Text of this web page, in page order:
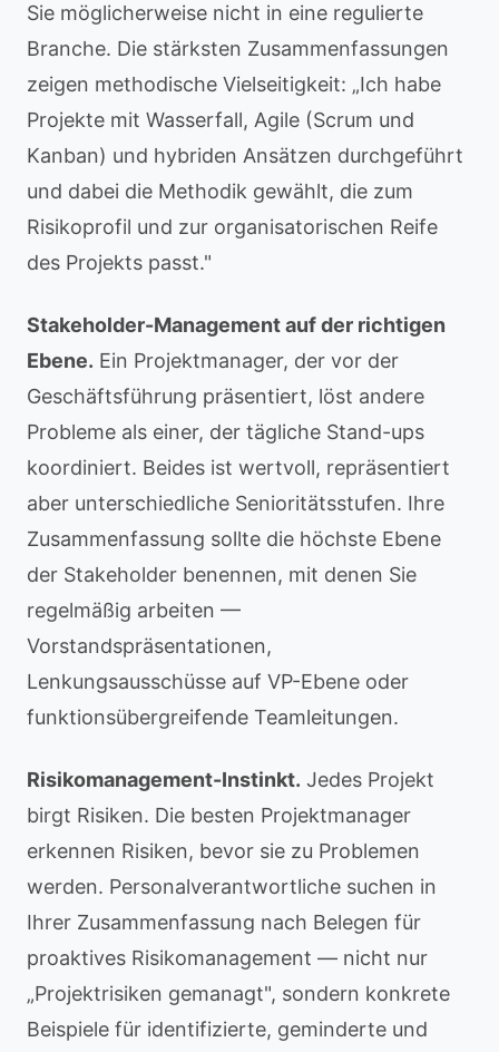
Sie möglicherweise nicht in eine regulierte
Branche. Die stärksten Zusammenfassungen
zeigen methodische Vielseitigkeit: „Ich habe
Projekte mit Wasserfall, Agile (Scrum und
Kanban) und hybriden Ansätzen durchgeführt
und dabei die Methodik gewählt, die zum
Risikoprofil und zur organisatorischen Reife
des Projekts passt."
Stakeholder-Management auf der richtigen
Ebene. Ein Projektmanager, der vor der
Geschäftsführung präsentiert, löst andere
Probleme als einer, der tägliche Stand-ups
koordiniert. Beides ist wertvoll, repräsentiert
aber unterschiedliche Senioritätsstufen. Ihre
Zusammenfassung sollte die höchste Ebene
der Stakeholder benennen, mit denen Sie
regelmäßig arbeiten —
Vorstandspräsentationen,
Lenkungsausschüsse auf VP-Ebene oder
funktionsübergreifende Teamleitungen.
Risikomanagement-Instinkt. Jedes Projekt
birgt Risiken. Die besten Projektmanager
erkennen Risiken, bevor sie zu Problemen
werden. Personalverantwortliche suchen in
Ihrer Zusammenfassung nach Belegen für
proaktives Risikomanagement — nicht nur
„Projektrisiken gemanagt", sondern konkrete
Beispiele für identifizierte, geminderte und